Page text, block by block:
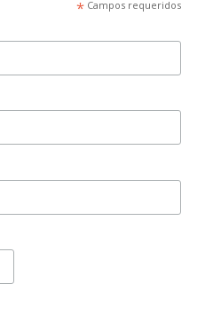
*Campos requeridos